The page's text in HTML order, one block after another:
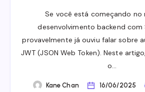
Se você está começando no
desenvolvimento backend com
provavelmente já ouviu falar sobre
JWT (JSON Web Token). Neste
o…
Kane Chan 16/06/2025